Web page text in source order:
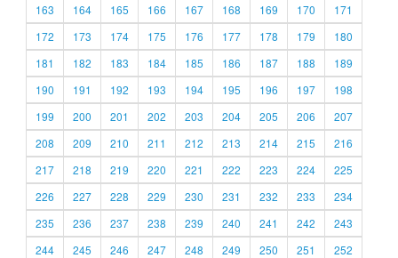
163
164 165 166 167 168 169 170
171
172
173 174 175 176 177 178 179
180
181
182 183 184 185 186 187 188
189
190
191 192 193 194 195 196 197
198
199
200 201 202 203 204 205 206
207
208
209 210 211 212 213 214 215
216
217
218 219 220 221 222 223 224
225
226
227 228 229 230 231 232 233
234
235
236 237 238 239 240 241 242
243
244
245 246 247 248 249 250 251
252